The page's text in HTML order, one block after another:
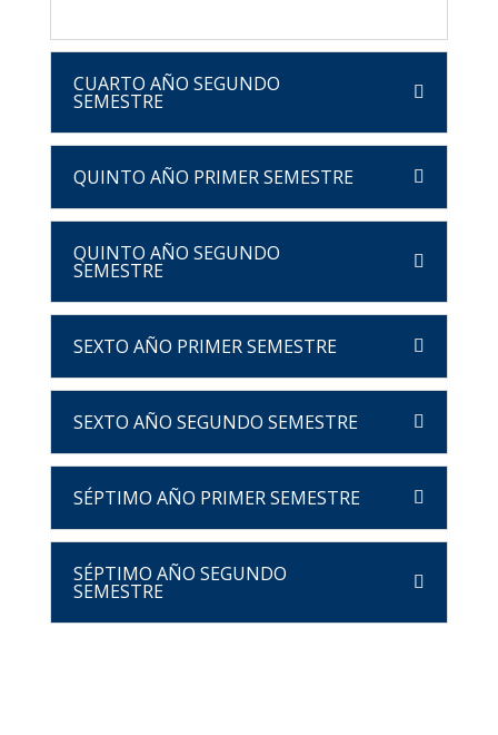
CUARTO AÑO SEGUNDO
SEMESTRE
QUINTO AÑO PRIMER SEMESTRE
QUINTO AÑO SEGUNDO
SEMESTRE
SEXTO AÑO PRIMER SEMESTRE
SEXTO AÑO SEGUNDO SEMESTRE
SÉPTIMO AÑO PRIMER SEMESTRE
SÉPTIMO AÑO SEGUNDO
SEMESTRE